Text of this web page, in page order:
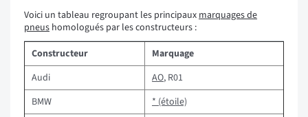
Voici un tableau regroupant les principaux marquages de
pneus homologués par les constructeurs :
Constructeur
Marquage
Audi
AO, R01
BMW
* (étoile)